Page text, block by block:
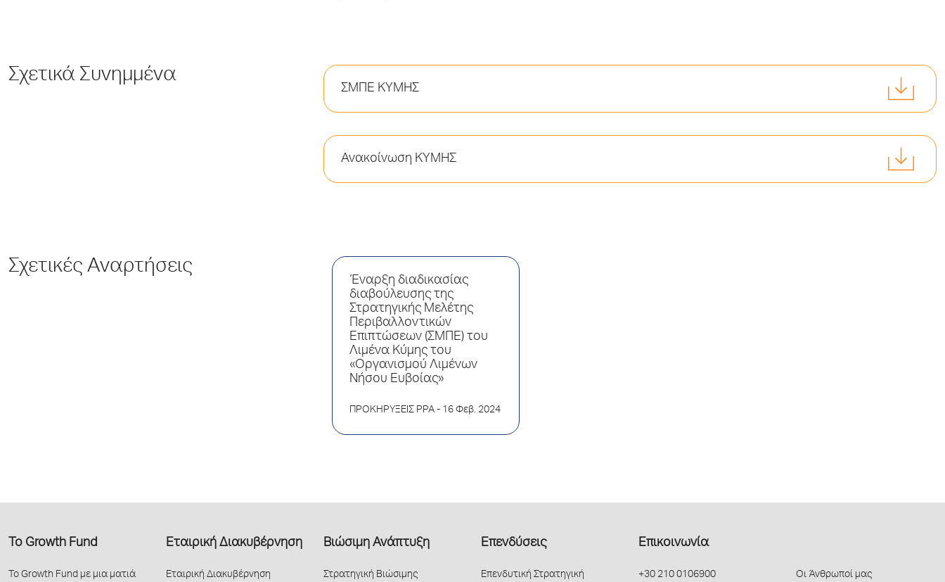
Σχετικά Συνημμένα
ΣΜΠΕ ΚΥΜΗΣ
Ανακοίνωση ΚΥΜΗΣ
Σχετικές Αναρτήσεις
Έναρξη διαδικασίας
διαβούλευσης της
Στρατηγικής Μελέτης
Περιβαλλοντικών
Επιπτώσεων (ΣΜΠΕ) του
Λιμένα Κύμης του
«Οργανισμού Λιμένων
Νήσου Ευβοίας»
ΠΡΟΚΗΡΥΞΕΙΣ PPA - 16 Φεβ. 2024
Το Growth Fund
Το Growth Fund με μια ματιά
Εταιρική Διακυβέρνηση
Εταιρική Διακυβέρνηση
Βιώσιμη Ανάπτυξη
Στρατηγική Βιώσιμης
Επενδύσεις
Επενδυτική Στρατηγική
Επικοινωνία
+30 210 0106900 Οι Άνθρωποί μας